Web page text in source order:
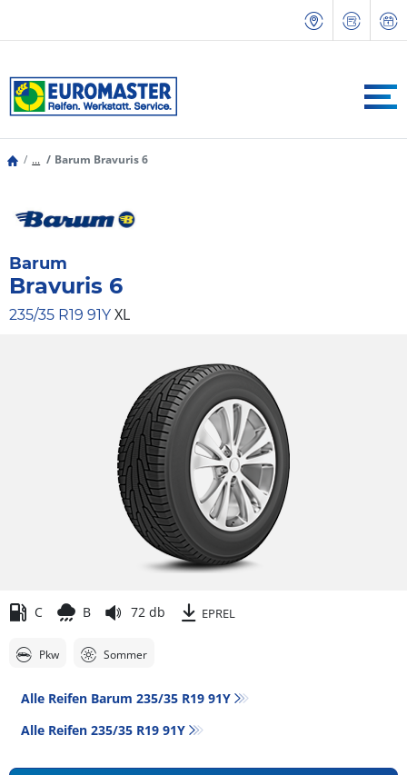
... Barum Bravuris 6
Barum
Bravuris 6
235/35 R19 91Y XL
C B 72 db EPREL
Pkw Sommer
Alle Reifen Barum 235/35 R19 91Y
Alle Reifen‎ 235/35 R19 91Y